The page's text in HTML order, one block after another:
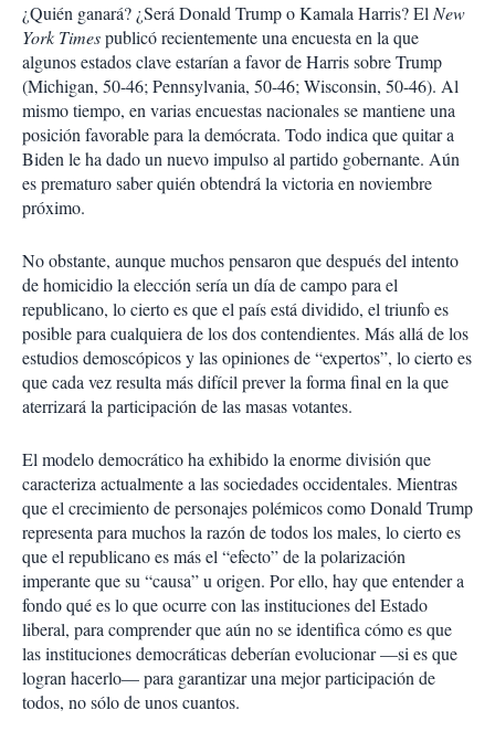
¿Quién ganará? ¿Será Donald Trump o Kamala Harris? El New
York Timespublicó recientemente una encuesta en la que
algunos estados clave estarían a favor de Harris sobre Trump
(Michigan, 50-46; Pennsylvania, 50-46; Wisconsin, 50-46). Al
mismo tiempo, en varias encuestas nacionales se mantiene una
posición favorable para la demócrata. Todo indica que quitar a
Biden le ha dado un nuevo impulso al partido gobernante. Aún
es prematuro saber quién obtendrá la victoria en noviembre
próximo.
No obstante, aunque muchos pensaron que después del intento
de homicidio la elección sería un día de campo para el
republicano, lo cierto es que el país está dividido, el triunfo es
posible para cualquiera de los dos contendientes. Más allá de los
estudios demoscópicos y las opiniones de “expertos”, lo cierto es
que cada vez resulta más difícil prever la forma final en la que
aterrizará la participación de las masas votantes.
El modelo democrático ha exhibido la enorme división que
caracteriza actualmente a las sociedades occidentales. Mientras
que el crecimiento de personajes polémicos como Donald Trump
representa para muchos la razón de todos los males, lo cierto es
que el republicano es más el “efecto” de la polarización
imperante que su “causa” u origen. Por ello, hay que entender a
fondo qué es lo que ocurre con las instituciones del Estado
liberal, para comprender que aún no se identifica cómo es que
las instituciones democráticas deberían evolucionar —si es que
logran hacerlo— para garantizar una mejor participación de
todos, no sólo de unos cuantos.